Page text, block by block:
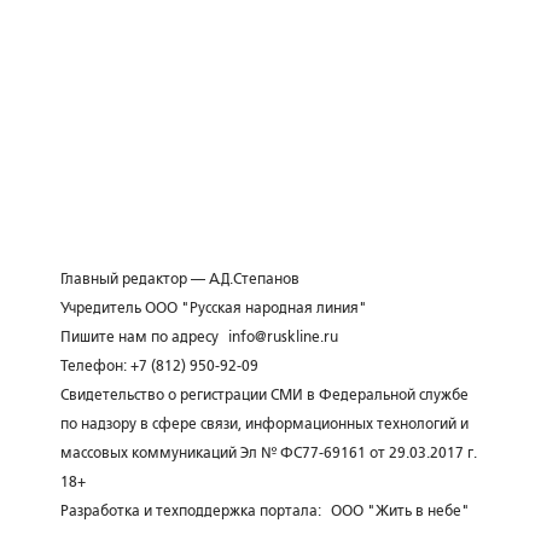
Главный редактор — А.Д.Степанов
Учредитель ООО "Русская народная линия"
Пишите нам по адресу
info@ruskline.ru
Телефон: +7 (812) 950-92-09
Свидетельство о регистрации СМИ в Федеральной службе
по надзору в сфере связи, информационных технологий и
массовых коммуникаций Эл № ФС77-69161 от 29.03.2017 г.
18+
Разработка и техподдержка портала: ООО "Жить в небе"